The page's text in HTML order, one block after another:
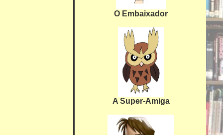
O Embaixador
A Super-Amiga